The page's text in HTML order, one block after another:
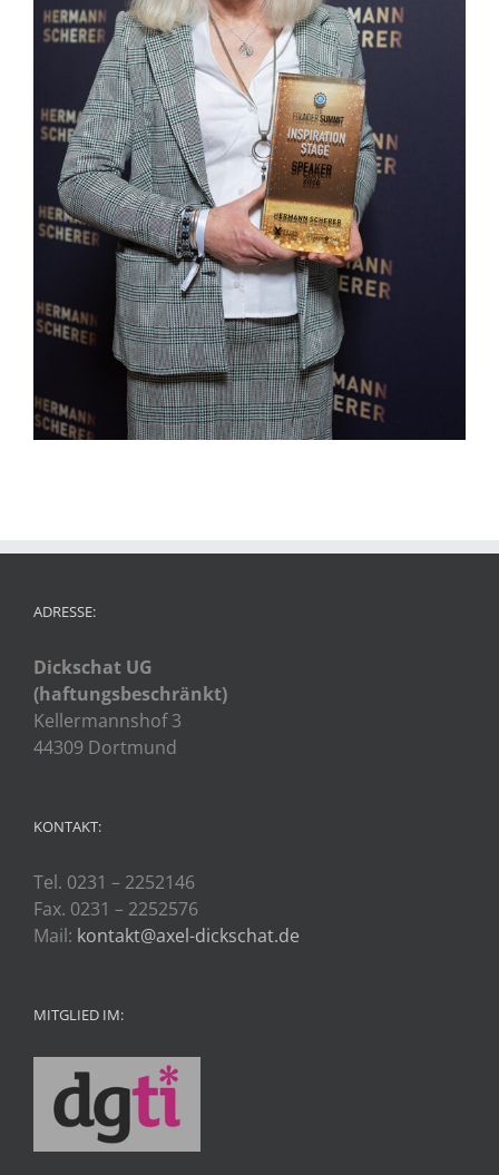
ADRESSE:
Dickschat UG
(haftungsbeschränkt)
Kellermannshof 3
44309 Dortmund
KONTAKT:
Tel. 0231 – 2252146
Fax. 0231 – 2252576
Mail: kontakt@axel-dickschat.de
MITGLIED IM: